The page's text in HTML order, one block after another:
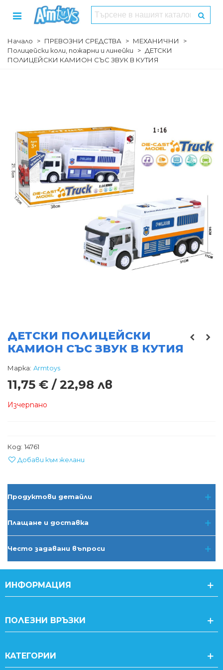
Начало > ПРЕВОЗНИ СРЕДСТВА > МЕХАНИЧНИ
>
Полицейски коли, пожарни и линейки
> ДЕТСКИ
ПОЛИЦЕЙСКИ КАМИОН СЪС ЗВУК В КУТИЯ
ДЕТСКИ ПОЛИЦЕЙСКИ
КАМИОН СЪС ЗВУК В КУТИЯ
Марка: Armtoys
11,75 € / 22,98 лв
Изчерпано
Код: 14761
Добави към желани
Продуктови детайли
Плащане и доставка
Често задавани въпроси
ИНФОРМАЦИЯ
ПОЛЕЗНИ ВРЪЗКИ
КАТЕГОРИИ